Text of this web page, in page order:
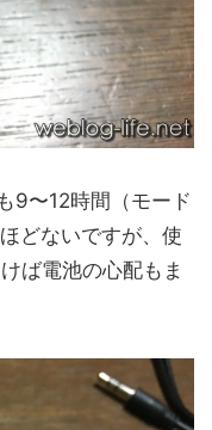
9〜12時間（モード
どないですが、使
ば電池の心配もま